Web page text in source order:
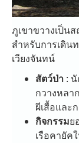
ภูเขาขวางเป็
สำหรับการเดิน
เวียงจันทน์
สัตว์ป่า :
กวางหลา
ผีเสื้อและ
กิจกรรมย
เรือคายัค